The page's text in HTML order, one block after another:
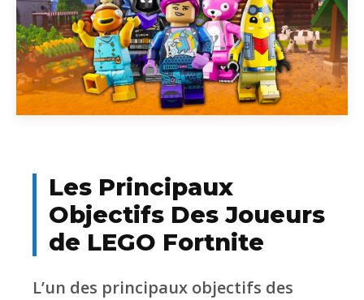
Les Principaux
Objectifs Des Joueurs
de LEGO Fortnite
L’un des principaux objectifs des